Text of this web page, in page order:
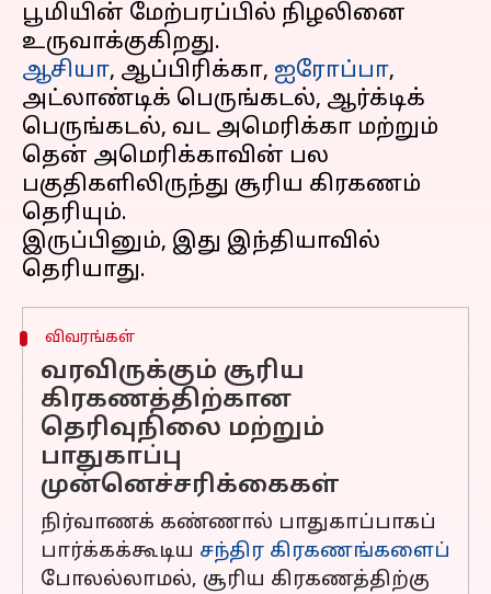
பூமியின் மேற்பரப்பில் நிழலினை
ஆசியா, ஆப்பிரிக்கா, ஐரோப்பா,
அட்லாண்டிக் பெருங்கடல், ஆர்க்டிக்
பெருங்கடல், வட அமெரிக்கா மற்றும்
தென் அமெரிக்காவின் பல
பகுதிகளிலிருந்து சூரிய கிரகணம்
தெரியும்.
இருப்பினும், இது இந்தியாவில்
விவரங்கள்
வரவிருக்கும் சூரிய
கிரகணத்திற்கான
தெரிவுநிலை மற்றும்
பாதுகாப்பு
முன்னெச்சரிக்கைகள்
நிர்வாணக் கண்ணால் பாதுகாப்பாகப்
பார்க்கக்கூடிய சந்திர கிரகணங்களைப்
போலல்லாமல், சூரிய கிரகணத்திற்கு